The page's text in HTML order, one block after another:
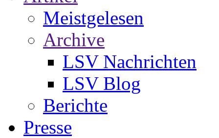
Meistgelesen
Archive
LSV Nachrichten
LSV Blog
Berichte
Presse